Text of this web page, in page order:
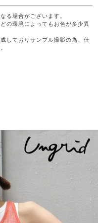
る場合がございます。
の環境によってもお色が多少異
しておりサンプル撮影の為、仕